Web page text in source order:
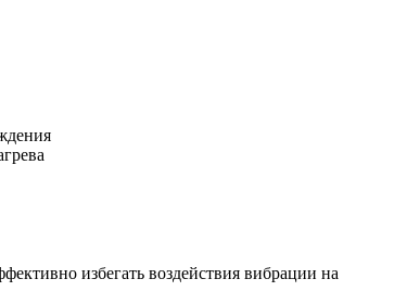
избегать воздействия вибрации на